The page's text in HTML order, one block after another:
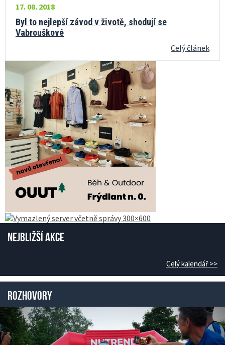
17. 08. 2018
Byl to nejlepší závod v životě, shodují se
Vabrouškové
Celý článek
Nejbližší akce
Celý kalendář >>
Rozhovory